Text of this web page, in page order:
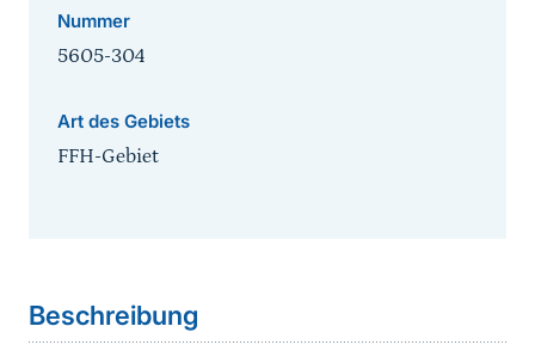
Nummer
5605-304
Art des Gebiets
FFH-Gebiet
Beschreibung